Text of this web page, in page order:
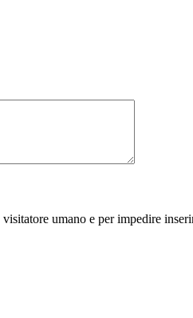
umano e per impedire